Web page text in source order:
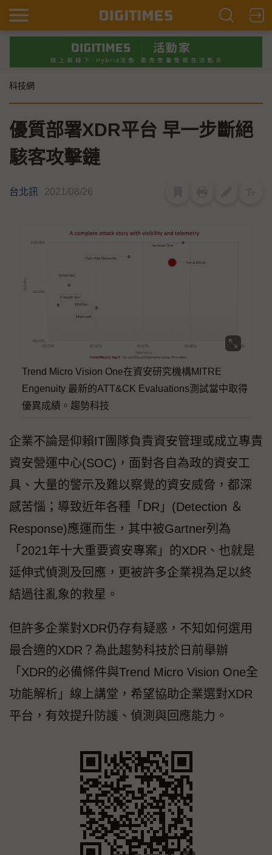
科技網
優質部署XDR平台 早一步斷絕
駭客攻擊鏈
台北訊 2021/08/26
Trend Micro Vision One在資安研究機構MITRE
Engenuity 最新的ATT&CK Evaluations測試當中取得
優異成績。趨勢科技
企業不論是仰賴IT團隊負責資安管理或成立專責
資安營運中心(SOC)，面對各自為政的資安工
具、大量的警示及難以察覺的資安威脅，都深
感苦惱；導致近年各種「DR」(Detection ＆
Response)應運而生，其中被Gartner列為
「2021年十大重要資安專案」的XDR、也就是
延伸式偵測及回應，更被許多企業視為足以終
結過往亂象的救星。
但許多企業對XDR仍存有疑惑，不知如何選用
最合適的XDR？為此趨勢科技於日前舉辦
「XDR的必備條件與Trend Micro Vision One全
功能解析」線上講堂，希望協助企業選對XDR
平台，有效提升防護、偵測與回應能力。